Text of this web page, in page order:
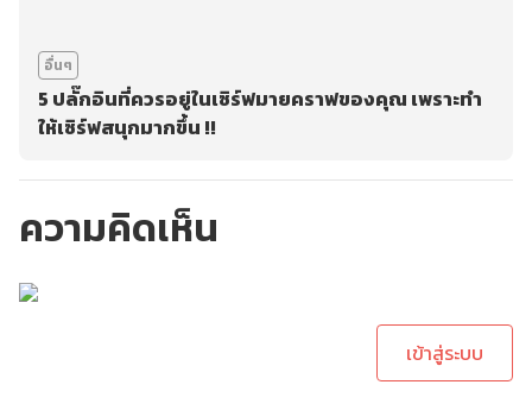
อื่นๆ
5 ปลั๊กอินที่ควรอยู่ในเซิร์ฟมายคราฟของคุณ เพราะทำ
ให้เซิร์ฟสนุกมากขึ้น !!
ความคิดเห็น
เข้าสู่ระบบ